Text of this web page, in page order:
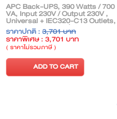
APC Back-UPS, 390 Watts / 700
VA, Input 230V / Output 230V ,
Universal + IEC320-C13 Outlets,
ASEAN, 230V(แทนรุ่น BX650CI-MS)
ราคาปกติ : 3,701 บาท
ราคาพิเศษ : 3,701 บาท
( ราคาไม่รวมภาษี )
ADD TO CART